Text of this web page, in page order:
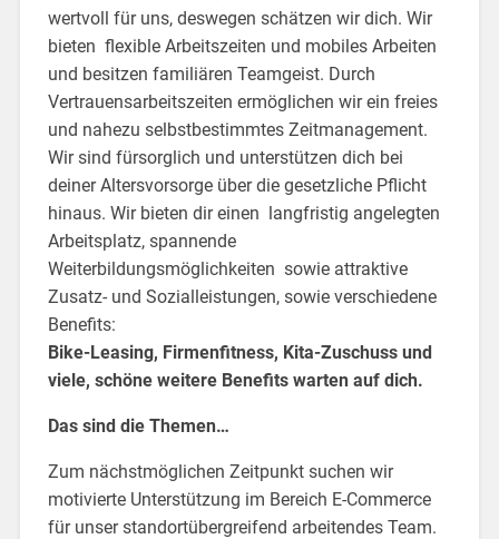
wertvoll für uns, deswegen schätzen wir dich. Wir
bieten flexible Arbeitszeiten und mobiles Arbeiten
und besitzen familiären Teamgeist. Durch
Vertrauensarbeitszeiten ermöglichen wir ein freies
und nahezu selbstbestimmtes Zeitmanagement.
Wir sind fürsorglich und unterstützen dich bei
deiner Altersvorsorge über die gesetzliche Pflicht
hinaus. Wir bieten dir einen langfristig angelegten
Arbeitsplatz, spannende
Weiterbildungsmöglichkeiten sowie attraktive
Zusatz- und Sozialleistungen, sowie verschiedene
Benefits:
Bike-Leasing, Firmenfitness, Kita-Zuschuss und
viele, schöne weitere Benefits warten auf dich.
Das sind die Themen…
Zum nächstmöglichen Zeitpunkt suchen wir
motivierte Unterstützung im Bereich E-Commerce
für unser standortübergreifend arbeitendes Team.